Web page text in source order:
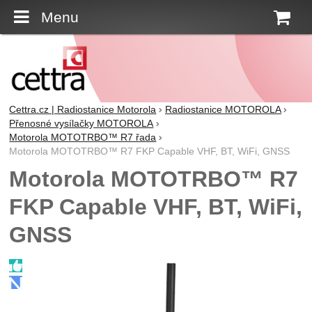
Menu
Cettra.cz | Radiostanice Motorola
Radiostanice MOTOROLA
Přenosné vysílačky MOTOROLA
Motorola MOTOTRBO™ R7 řada
Motorola MOTOTRBO™ R7 FKP Capable VHF, BT, WiFi, GNSS
Motorola MOTOTRBO™ R7
FKP Capable VHF, BT, WiFi,
GNSS
Fotografie